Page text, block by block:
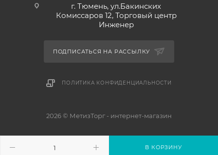
В КОРЗИНУ
г. Тюмень, ул.Бакинских
Комиссаров 12, Торговый центр
Инженер
ПОДПИСАТЬСЯ НА РАССЫЛКУ
ПОЛИТИКА КОНФИДЕНЦИАЛЬНОСТИ
2026 © МетизТорг - интернет-магазин